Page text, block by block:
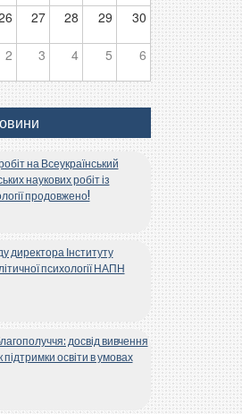
27 28 29 30
2 3 4 5 6
на Всеукраїнський
наукових робіт із
продовжено!
директора Інституту
психології НАПН
досвід вивчення
підтримки освіти в умовах